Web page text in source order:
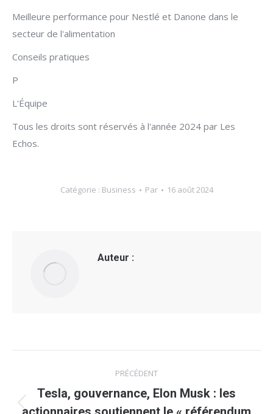
Meilleure performance pour Nestlé et Danone dans le
secteur de l'alimentation
Conseils pratiques
P
L'Équipe
Tous les droits sont réservés à l'année 2024 par Les
Echos.
Catégorie : Business Par 16 août 2024
Auteur :
article
PRÉCÉDENT
Article
Tesla, gouvernance, Elon Musk : les